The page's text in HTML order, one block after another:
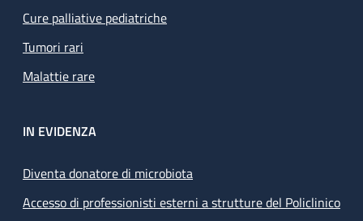
Cure palliative pediatriche
Tumori rari
Malattie rare
IN EVIDENZA
Diventa donatore di microbiota
Accesso di professionisti esterni a strutture del Policlinico